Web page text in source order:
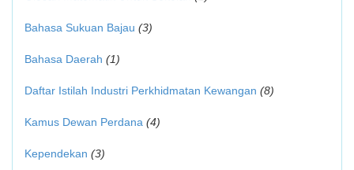
Bahasa Sukuan Bajau (3)
Bahasa Daerah (1)
Daftar Istilah Industri Perkhidmatan Kewangan (8)
Kamus Dewan Perdana (4)
Kependekan (3)